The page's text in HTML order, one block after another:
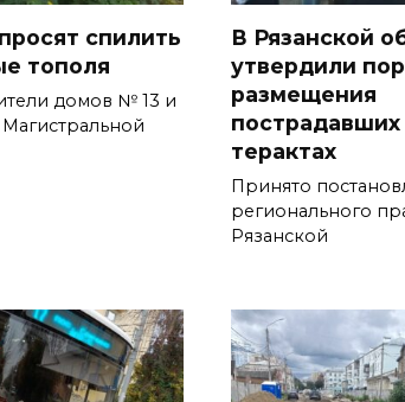
спилить
тополя
домов № 13 и
В Рязанской
утвердили
размещения
пострадавших
терактах
Принято
регионального
Рязанской